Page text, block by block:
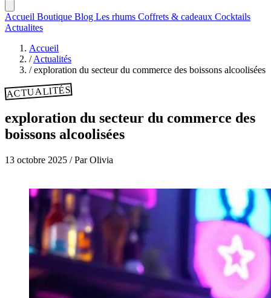
Accueil Boutique Blog Les rhums Coffrets & cadeaux Cocktails
Actualites
Accueil
/ Actualités
/ exploration du secteur du commerce des boissons alcoolisées
ACTUALITÉS
exploration du secteur du commerce des
boissons alcoolisées
13 octobre 2025 / Par Olivia